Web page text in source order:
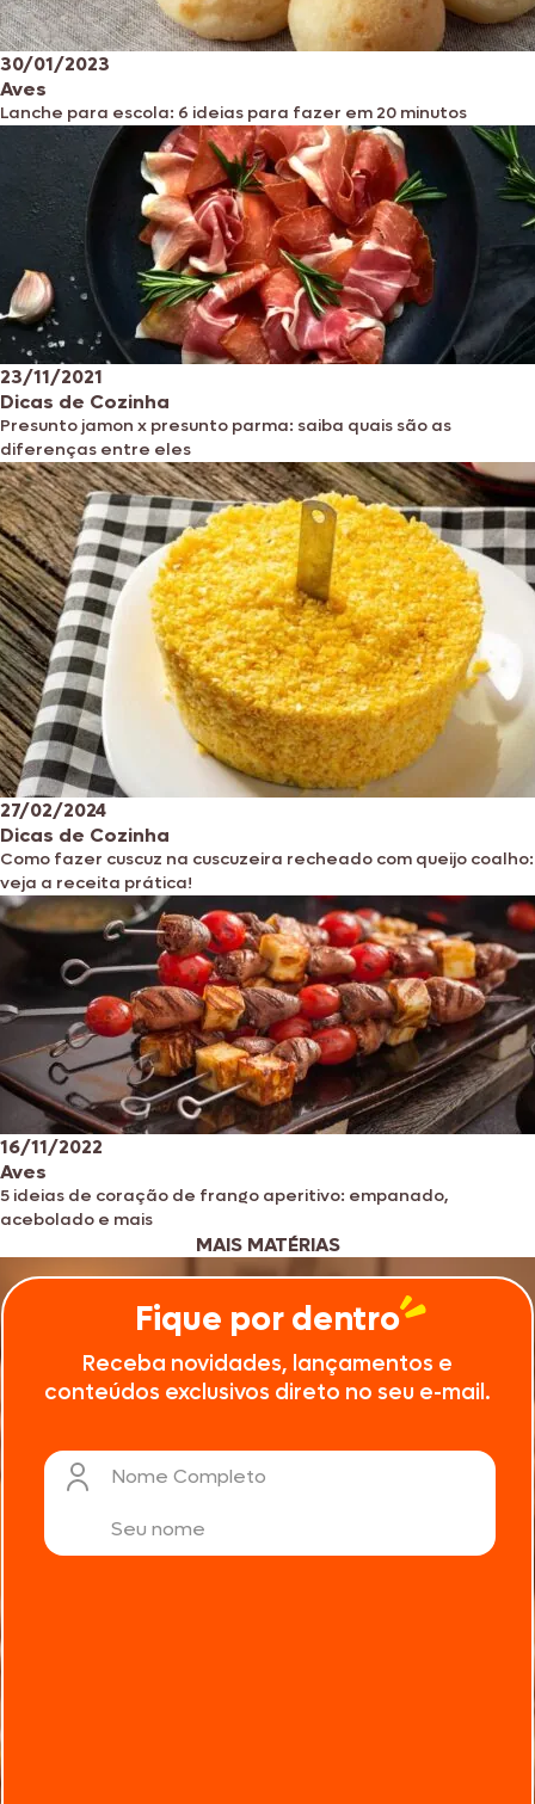
30/01/2023
Aves
Lanche para escola: 6 ideias para fazer em 20 minutos
23/11/2021
Dicas de Cozinha
Presunto jamon x presunto parma: saiba quais são as
diferenças entre eles
27/02/2024
Dicas de Cozinha
Como fazer cuscuz na cuscuzeira recheado com queijo coalho:
veja a receita prática!
16/11/2022
Aves
5 ideias de coração de frango aperitivo: empanado,
acebolado e mais
MAIS MATÉRIAS
Fique por dentro
Receba novidades, lançamentos e
conteúdos exclusivos direto no seu e-mail.
Nome Completo